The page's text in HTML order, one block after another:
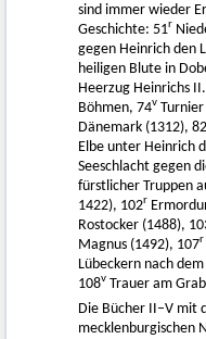
sind immer wieder
Geschichte: 51r
gegen Heinrich den
heiligen Blute in
Heerzug Heinrichs
Böhmen, 74v
Dänemark (1312), 82
Elbe unter Heinrich
Seeschlacht gegen
fürstlicher Truppen
1422), 102r
Rostocker (1488),
Magnus (1492), 107r
Lübeckern nach
108v Trauer am
Die Bücher II–V mit
mecklenburgischen